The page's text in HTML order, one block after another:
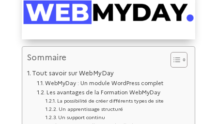
Sommaire
Tout savoir sur WebMyDay
WebMyDay : Un module WordPress complet
Les avantages de la Formation WebMyDay
La possibilité de créer différents types de site
Un apprentissage structuré
Un support continu